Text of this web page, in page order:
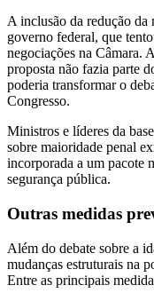
A inclusão da redução
governo federal, que
negociações na Câmara.
proposta não fazia parte
poderia transformar o
Congresso.
Ministros e líderes da
sobre maioridade penal
incorporada a um pacote
segurança pública.
Outras medidas
Além do debate sobre a
mudanças estruturais na
Entre as principais